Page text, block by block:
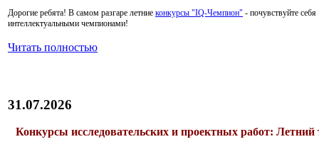
Дорогие ребята! В самом разгаре летние конкурсы "IQ-Чемпион" - почувствуйте себя
интеллектуальными чемпионами!
Читать полностью
31.07.2026
Конкурсы исследовательских и проектных работ: Летний